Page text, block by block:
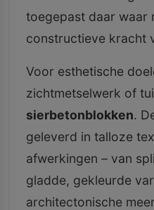
toegepast daar waar
constructieve kracht
Voor esthetische
zichtmetselwerk of
sierbetonblokken.
geleverd in talloze
afwerkingen – van
gladde, gekleurde
architectonische